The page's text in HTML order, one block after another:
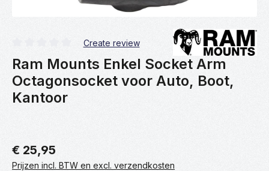
Gemiddelde waardering van 0 van 5 sterren
Create review
Ram Mounts Enkel Socket Arm
Octagonsocket voor Auto, Boot,
Kantoor
€ 25,95
Prijzen incl. BTW en excl. verzendkosten